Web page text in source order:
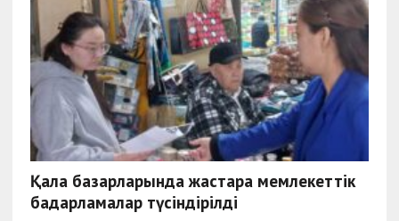
Қала базарларында жастарға мемлекеттік
бағдарламалар түсіндірілді